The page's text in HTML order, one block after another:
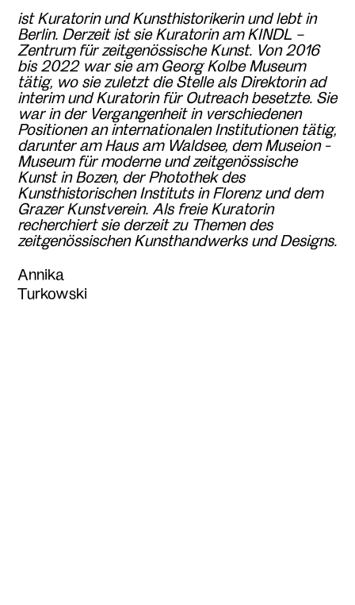
istKuratorin und Kunsthistorikerin und lebt in
Berlin. Derzeit ist sie Kuratorin am KINDL –
Zentrum für zeitgenössische Kunst. Von 2016
bis 2022 war sie am Georg Kolbe Museum
tätig, wo sie zuletzt die Stelle als Direktorin ad
interim und Kuratorin für Outreach besetzte. Sie
war in der Vergangenheit in verschiedenen
Positionen an internationalen Institutionen tätig,
darunter am Haus am Waldsee, dem Museion -
Museum für moderne und zeitgenössische
Kunst in Bozen, der Photothek des
Kunsthistorischen Instituts in Florenz und dem
Grazer Kunstverein. Als freie Kuratorin
recherchiert sie derzeit zu Themen des
zeitgenössischen Kunsthandwerks und Designs.
Annika
Turkowski